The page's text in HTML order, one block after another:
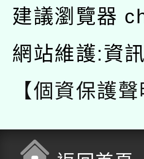
建議瀏覽器
網站維護:資
【個資保護聲